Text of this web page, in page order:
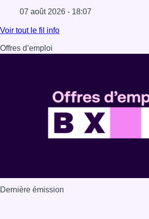
07 août 2026 - 18:07
Lire l'article Les Bruxellois
Voir tout le fil info
Offres d’emploi
Dernière émission